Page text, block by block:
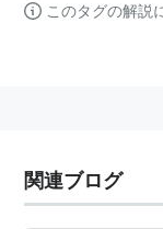
このタグの解説
関連ブログ